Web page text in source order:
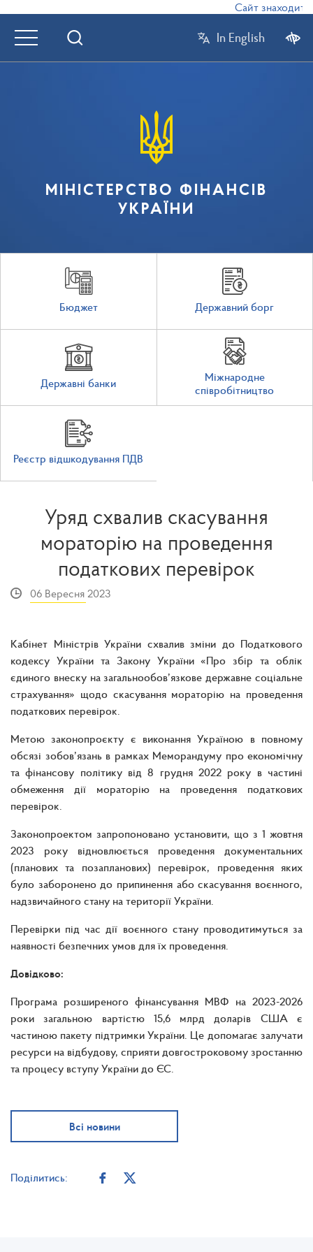
Сайт
In English
МІНІСТЕРСТВО ФІНАНСІВ
УКРАЇНИ
Бюджет Державний борг
Державні банки
Міжнародне
співробітництво
Реєстр відшкодування ПДВ
Уряд схвалив скасування
мораторію на проведення
податкових перевірок
06 Вересня 2023
Кабінет Міністрів України схвалив зміни до Податкового
кодексу України та Закону України «Про збір та облік
єдиного внеску на загальнообов’язкове державне соціальне
страхування» щодо скасування мораторію на проведення
податкових перевірок.
Метою законопроєкту є виконання Україною в повному
обсязі зобов’язань в рамках Меморандуму про економічну
та фінансову політику від 8 грудня 2022 року в частині
обмеження дії мораторію на проведення податкових
перевірок.
Законопроектом запропоновано установити, що з 1 жовтня
2023 року відновлюється проведення документальних
(планових та позапланових) перевірок, проведення яких
було заборонено до припинення або скасування воєнного,
надзвичайного стану на території України.
Перевірки під час дії воєнного стану проводитимуться за
наявності безпечних умов для їх проведення.
Довідково:
Програма розширеного фінансування МВФ на 2023-2026
роки загальною вартістю 15,6 млрд доларів США є
частиною пакету підтримки України. Це допомагає залучати
ресурси на відбудову, сприяти довгостроковому зростанню
та процесу вступу України до ЄС.
Всі новини
Поділитись: